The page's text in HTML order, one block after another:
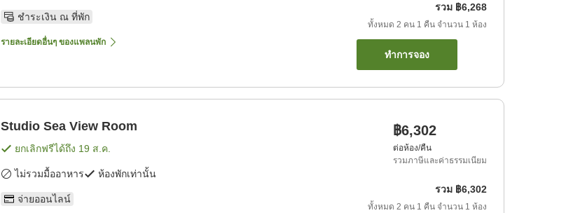
ชำระเงิน ณ ที่พัก
รายละเอียดอื่นๆ ของแพลนพัก
รวม ฿6,268
ทั้งหมด 2 คน 1 คืน จำนวน 1 ห้อง
ทำการจอง
Studio Sea View Room
ยกเลิกฟรีได้ถึง 19 ส.ค.
ไม่รวมมื้ออาหาร ห้องพักเท่านั้น
จ่ายออนไลน์
฿6,302
ต่อห้อง/คืน
รวมภาษีและค่าธรรมเนียม
รวม ฿6,302
ทั้งหมด 2 คน 1 คืน จำนวน 1 ห้อง